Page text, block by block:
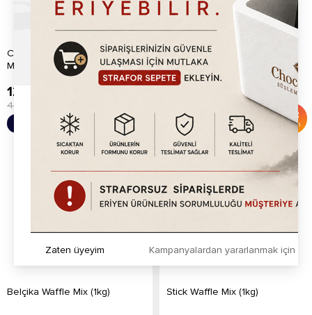
Chocoworld Brüksel Waffle
Mix
%73
İndirim
129.20
475.00
Sepete Ekle
Mini Pancake Mix (1kg)
%73
İndirim
Sepete Ekle
Belçika Waffle Mix (1kg) Stick Waffle Mix (1kg)
Kampanyalardan yararlanmak için
Zaten üyeyim